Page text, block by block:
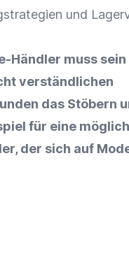
und
Händler muss sein
verständlichen
das Stöbern
für eine
der sich auf